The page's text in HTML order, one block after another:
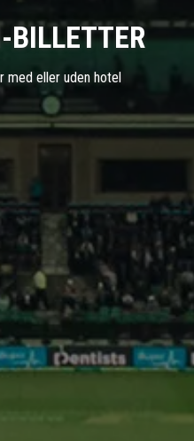
BILLETTER
med eller uden hotel